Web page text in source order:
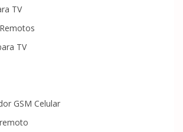
TV
TV
GSM Celular